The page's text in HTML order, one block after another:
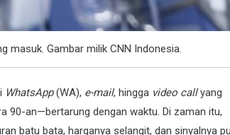
masuk. Gambar milik CNN Indonesia.
WhatsApp(WA), e-mail, hingga video callyang
90-an—bertarung dengan waktu. Di zaman itu,
batu bata, harganya selangit, dan sinyalnya